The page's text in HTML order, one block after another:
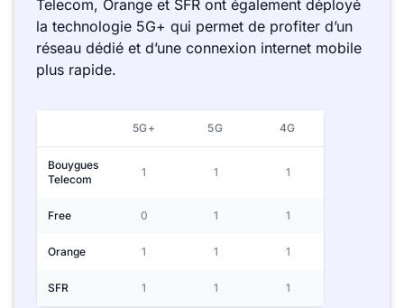
Telecom, Orange et SFR ont également déployé
la technologie 5G+ qui permet de profiter d’un
réseau dédié et d’une connexion internet mobile
plus rapide.
5G+ 5G 4G
Bouygues
Telecom
1 1 1
Free 0 1 1
Orange 1 1 1
SFR 1 1 1